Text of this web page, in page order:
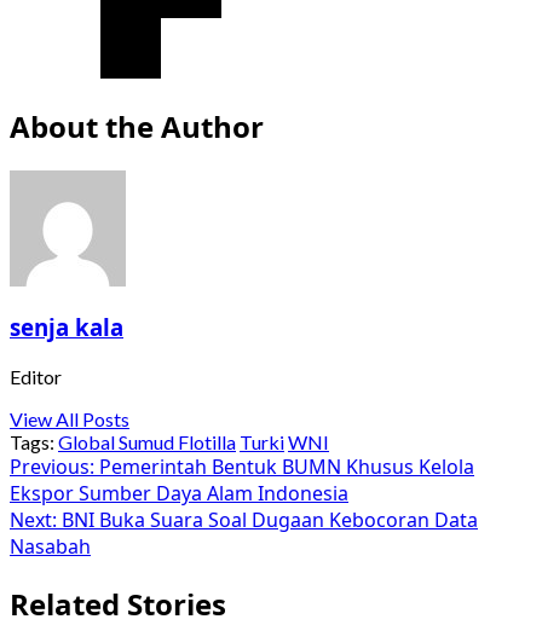
About the Author
senja kala
Editor
View All Posts
Tags: Global Sumud Flotilla TurkiWNI
Post
navigation
Previous: Pemerintah Bentuk BUMN Khusus Kelola
Ekspor Sumber Daya Alam Indonesia
Next: BNI Buka Suara Soal Dugaan Kebocoran Data
Nasabah
Related Stories